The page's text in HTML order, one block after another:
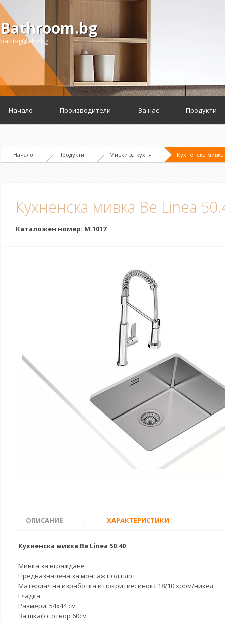
Bathroom.bg
bathbg@abv.bg
Начало Производители За нас Продукти
Начало Продукти Мивки за кухня Кухненска
Кухненска мивка Be Linea
Каталожен номер: M.1017
ОПИСАНИЕ ХАРАКТЕРИСТИКИ
Кухненска мивка Be Linea 50.40
Мивка за вграждане
Предназначена за монтаж под плот
Материал на изработка и покритие: инокс 18/10 хром/никел
Гладка
Размери: 54x44 см
За шкаф с отвор 60см